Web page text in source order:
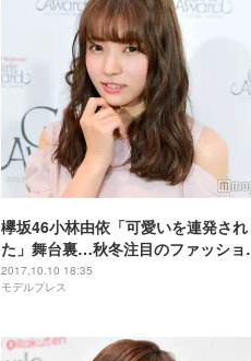
欅坂46小林由依「可愛いを連発され
た」舞台裏…秋冬注目のファッショ
ン、“ゆいぽん”恒例の冒頭挨拶も＜モ
デルプレスインタビュー＞
2017.10.10 18:35
モデルプレス